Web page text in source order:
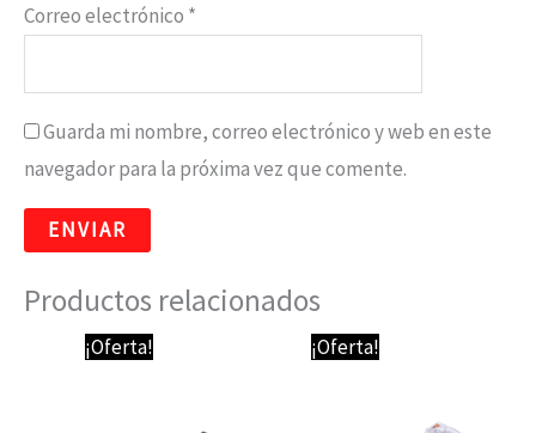
Correo electrónico *
Guarda mi nombre, correo electrónico y web en este
navegador para la próxima vez que comente.
Productos relacionados
¡Oferta!
El
precio
¡Oferta!
El
precio